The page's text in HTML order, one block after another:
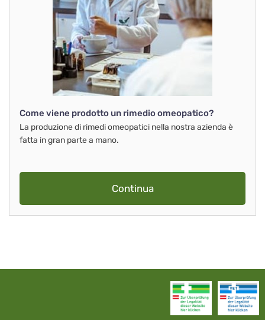
Come viene prodotto un rimedio omeopatico?
La produzione di rimedi omeopatici nella nostra azienda è
fatta in gran parte a mano.
Continua